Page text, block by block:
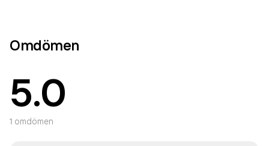
Omdömen
5.0
1 omdömen